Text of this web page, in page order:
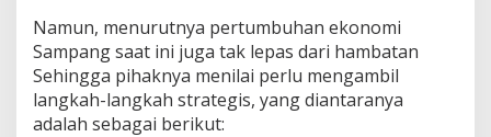
Namun, menurutnya pertumbuhan ekonomi
Sampang saat ini juga tak lepas dari hambatan
Sehingga pihaknya menilai perlu mengambil
langkah-langkah strategis, yang diantaranya
adalah sebagai berikut: